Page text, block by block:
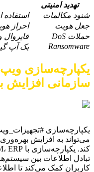
تهدید امنیتی
شنود مکالمات
استفاده
جعل هویت
احراز
حملات DoS
Ransomware
بک آپ
یکپارچه‌سازی
سازمانی افزایش
یکپارچه‌سازی
می‌تواند به افزایش
تبادل اطلاعات بین
کاربران کمک می‌کند تا